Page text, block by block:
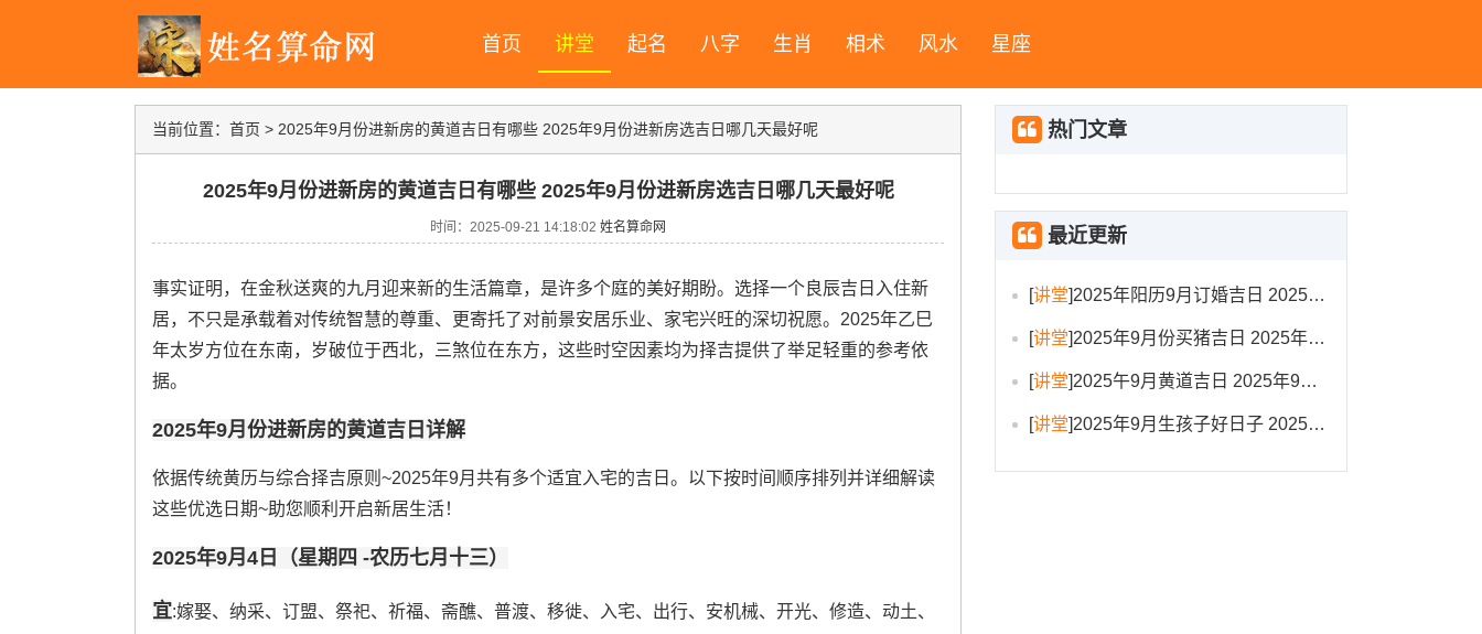
首页 讲堂 起名 八字 生肖 相术 风水 星座
当前位置： 首页 > 2025年9月份进新房的黄道吉日有哪些 2025年9月份进新房选吉日哪几天最好呢
2025年9月份进新房的黄道吉日有哪些 2025年9月份进新房选吉日哪几天最好呢
时间：2025-09-21 14:18:02 姓名算命网
事实证明，在金秋送爽的九月迎来新的生活篇章，是许多个庭的美好期盼。选择一个良辰吉日入住新
居，不只是承载着对传统智慧的尊重、更寄托了对前景安居乐业、家宅兴旺的深切祝愿。2025年乙巳
年太岁方位在东南，岁破位于西北，三煞位在东方，这些时空因素均为择吉提供了举足轻重的参考依
据。
2025年9月份进新房的黄道吉日详解
依据传统黄历与综合择吉原则~2025年9月共有多个适宜入宅的吉日。以下按时间顺序排列并详细解读
这些优选日期~助您顺利开启新居生活！
2025年9月4日（星期四 -农历七月十三）
宜:嫁娶、纳采、订盟、祭祀、祈福、斋醮、普渡、移徙、入宅、出行、安机械、开光、修造、动土、
热门文章
最近更新
[讲堂]2025年阳历9月订婚吉日 2025年9月订婚吉日有哪几天
[讲堂]2025年9月份买猪吉日 2025年9月买猪进圈吉日
[讲堂]2025午9月黄道吉日 2025年9月黄道吉日一览表大全
[讲堂]2025年9月生孩子好日子 2025年9月哪天生孩子比较好